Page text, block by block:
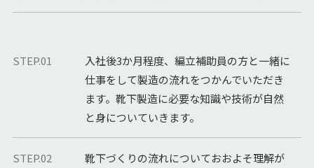
STEP.01
入社後3か月程度、編立補助員の方と一緒に
仕事をして製造の流れをつかんでいただき
ます。靴下製造に必要な知識や技術が自然
と身についていきます。
STEP.02
靴下づくりの流れについておおよそ理解が